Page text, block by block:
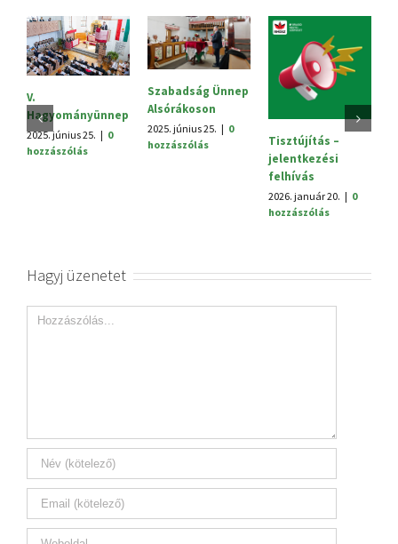
V.
Hagyományünnep
2025. június 25. | 0
hozzászólás
Szabadság Ünnep
Alsórákoson
2025. június 25. | 0
hozzászólás
Tisztújítás –
jelentkezési
felhívás
2026. január 20. | 0
hozzászólás
Hagyj üzenetet